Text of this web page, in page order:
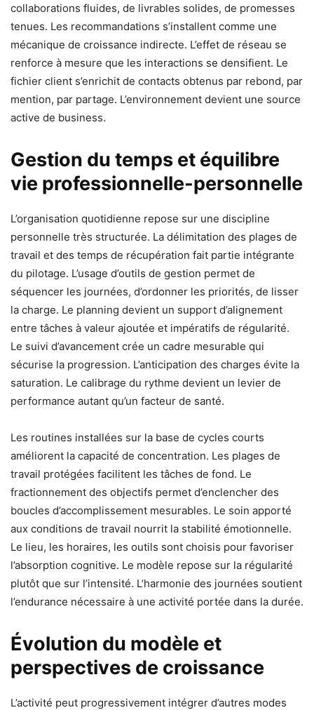
collaborations fluides, de livrables solides, de promesses
tenues. Les recommandations s’installent comme une
mécanique de croissance indirecte. L’effet de réseau se
renforce à mesure que les interactions se densifient. Le
fichier client s’enrichit de contacts obtenus par rebond, par
mention, par partage. L’environnement devient une source
active de business.
Gestion du temps et équilibre
vie professionnelle-personnelle
L’organisation quotidienne repose sur une discipline
personnelle très structurée. La délimitation des plages de
travail et des temps de récupération fait partie intégrante
du pilotage. L’usage d’outils de gestion permet de
séquencer les journées, d’ordonner les priorités, de lisser
la charge. Le planning devient un support d’alignement
entre tâches à valeur ajoutée et impératifs de régularité.
Le suivi d’avancement crée un cadre mesurable qui
sécurise la progression. L’anticipation des charges évite la
saturation. Le calibrage du rythme devient un levier de
performance autant qu’un facteur de santé.
Les routines installées sur la base de cycles courts
améliorent la capacité de concentration. Les plages de
travail protégées facilitent les tâches de fond. Le
fractionnement des objectifs permet d’enclencher des
boucles d’accomplissement mesurables. Le soin apporté
aux conditions de travail nourrit la stabilité émotionnelle.
Le lieu, les horaires, les outils sont choisis pour favoriser
l’absorption cognitive. Le modèle repose sur la régularité
plutôt que sur l’intensité. L’harmonie des journées soutient
l’endurance nécessaire à une activité portée dans la durée.
Évolution du modèle et
perspectives de croissance
L’activité peut progressivement intégrer d’autres modes